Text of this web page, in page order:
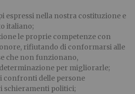
espressi nella nostra costituzione e
italiano;
le proprie competenze con
rifiutando di conformarsi alle
che non funzionano,
per migliorarle;
confronti delle persone
schieramenti politici;